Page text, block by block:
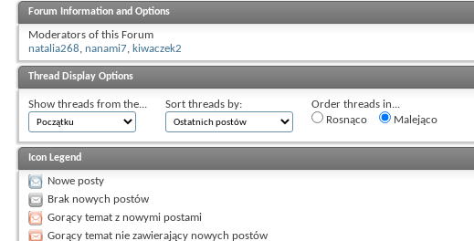
Forum Information and Options
Moderators of this Forum
natalia268, nanami7, kiwaczek2
Thread Display Options
Show threads from the... Sort threads by:
Order threads in...
Rosnąco
Malejąco
Icon Legend
Nowe posty
Brak nowych postów
Gorący temat z nowymi postami
Gorący temat nie zawierający nowych postów